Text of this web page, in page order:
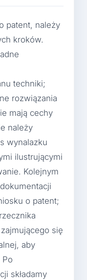
patent, należy
kroków.
techniki;
rozwiązania
mają cechy
należy
wynalazku
ilustrującymi
Kolejnym
o patent;
się
aby
Po
składamy